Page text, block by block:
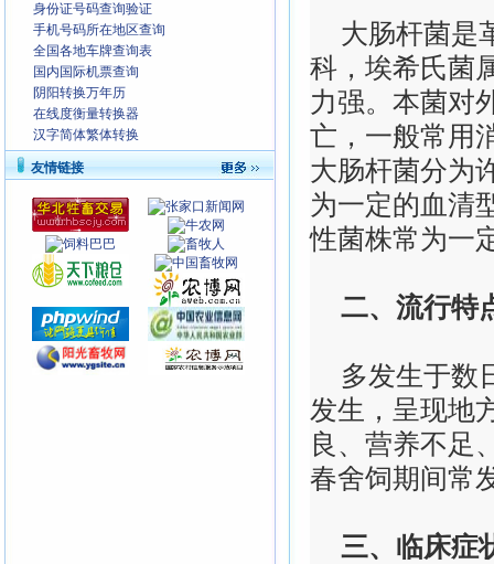
身份证号码查询验证
手机号码所在地区查询
全国各地车牌查询表
国内国际机票查询
阴阳转换万年历
在线度衡量转换器
汉字简体繁体转换
友情链接
大肠杆菌是
科，埃希氏菌
力强。本菌对
亡，一般常用
大肠杆菌分为
为一定的血清
性菌株常为一
二、流行特
多发生于数
发生，呈现地
良、营养不足
春舍饲期间常
三、临床症